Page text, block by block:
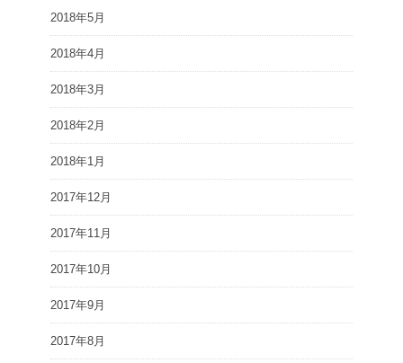
2018年5月
2018年4月
2018年3月
2018年2月
2018年1月
2017年12月
2017年11月
2017年10月
2017年9月
2017年8月